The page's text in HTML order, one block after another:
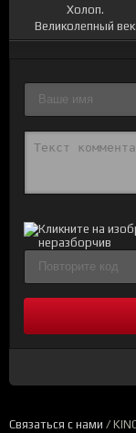
Холоп.
Великолепный век
Связаться с нами /